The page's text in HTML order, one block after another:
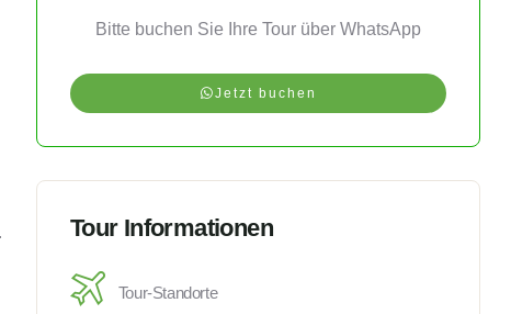
Bitte buchen Sie Ihre Tour über WhatsApp
Jetzt buchen
Tour Informationen
Tour-Standorte